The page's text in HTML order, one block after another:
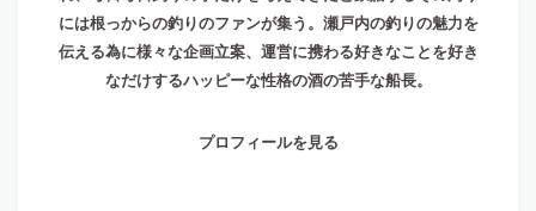
には根っからの釣りのファンが集う。瀬戸内の釣りの魅力を
伝える為に様々な企画立案、運営に携わる好きなことを好き
なだけするハッピーな性格の酒の苦手な船長。
プロフィールを見る